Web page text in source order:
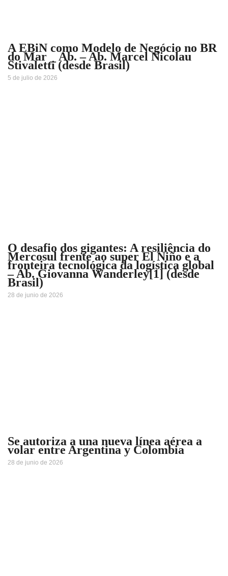
A EBiN como Modelo de Negócio no BR
do Mar _ Ab. – Ab. Marcel Nicolau
Stivaletti (desde Brasil)
5 de julio de 2026
O desafio dos gigantes: A resiliência do
Mercosul frente ao super El Niño e a
fronteira tecnológica da logística global
– Ab. Giovanna Wanderley[1] (desde
Brasil)
28 de junio de 2026
Se autoriza a una nueva línea aérea a
volar entre Argentina y Colombia
28 de junio de 2026